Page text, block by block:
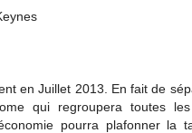
en Juillet 2013. En fait de
qui regroupera toutes les
pourra plafonner la